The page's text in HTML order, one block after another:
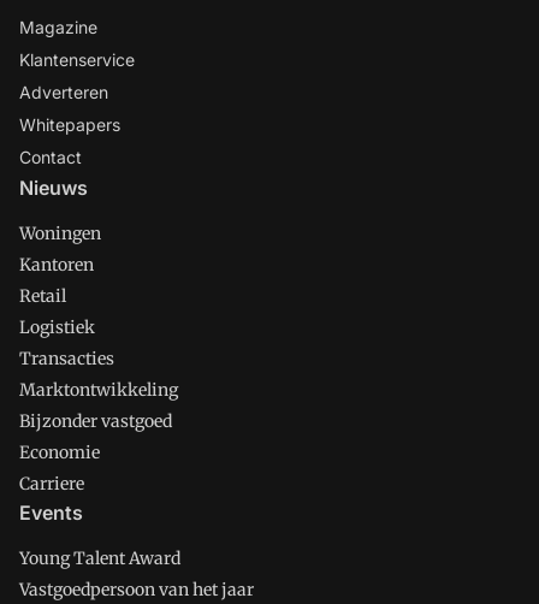
Magazine
Klantenservice
Adverteren
Whitepapers
Contact
Nieuws
Woningen
Kantoren
Retail
Logistiek
Transacties
Marktontwikkeling
Bijzonder vastgoed
Economie
Carriere
Events
Young Talent Award
Vastgoedpersoon van het jaar